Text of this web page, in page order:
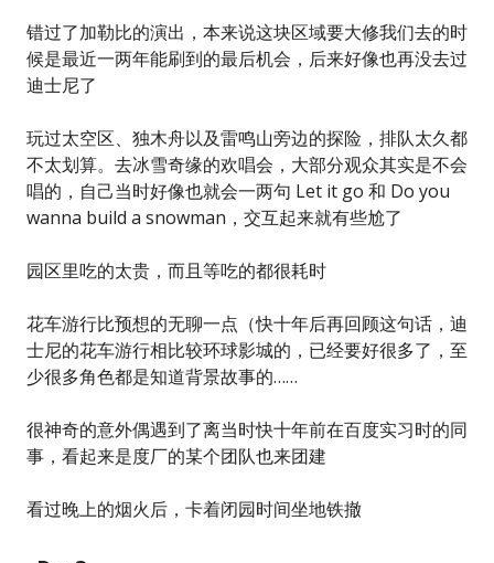
错过了加勒比的演出，本来说这块区域要大修我们去的时
候是最近一两年能刷到的最后机会，后来好像也再没去过
迪士尼了
玩过太空区、独木舟以及雷鸣山旁边的探险，排队太久都
不太划算。去冰雪奇缘的欢唱会，大部分观众其实是不会
唱的，自己当时好像也就会一两句 Let it go 和 Do you
wanna build a snowman，交互起来就有些尬了
园区里吃的太贵，而且等吃的都很耗时
花车游行比预想的无聊一点（快十年后再回顾这句话，迪
士尼的花车游行相比较环球影城的，已经要好很多了，至
少很多角色都是知道背景故事的……
很神奇的意外偶遇到了离当时快十年前在百度实习时的同
事，看起来是度厂的某个团队也来团建
看过晚上的烟火后，卡着闭园时间坐地铁撤